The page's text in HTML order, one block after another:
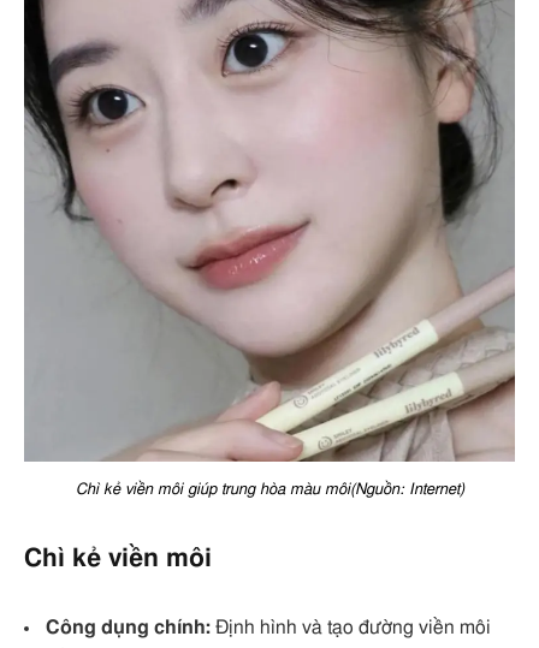
Chì kẻ viền môi giúp trung hòa màu môi(Nguồn: Internet)
Chì kẻ viền môi
Công dụng chính: Định hình và tạo đường viền môi